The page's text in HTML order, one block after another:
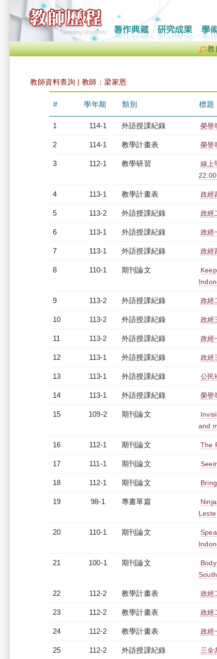
教
教師資料查詢 | 教師：梁家恩
# 學年期 類別 標題
1 114-1 外語授課紀錄 榮譽
2 114-1 教學計畫表 榮譽
3 112-1 教學研習
線上
4 113-1 教學計畫表 政經
5 113-2 外語授課紀錄 政經
6 113-1 外語授課紀錄 政經
7 113-1 外語授課紀錄 政經
8 110-1 期刊論文
9 113-2 外語授課紀錄 政經
10 113-2 外語授課紀錄 政經
11 113-2 外語授課紀錄 政經
12 113-1 外語授課紀錄 政經
13 113-1 外語授課紀錄 公民
14 113-1 外語授課紀錄 榮譽
15 109-2 期刊論文
and
16 112-1 期刊論文 The
17 111-1 期刊論文
18 112-1 期刊論文
19 98-1 專書單篇
Leste
20 110-1 期刊論文
21 100-1 期刊論文
22 112-2 教學計畫表 政經
23 112-2 教學計畫表 政經
24 112-2 教學計畫表 政經
25 112-2 外語授課紀錄 三全